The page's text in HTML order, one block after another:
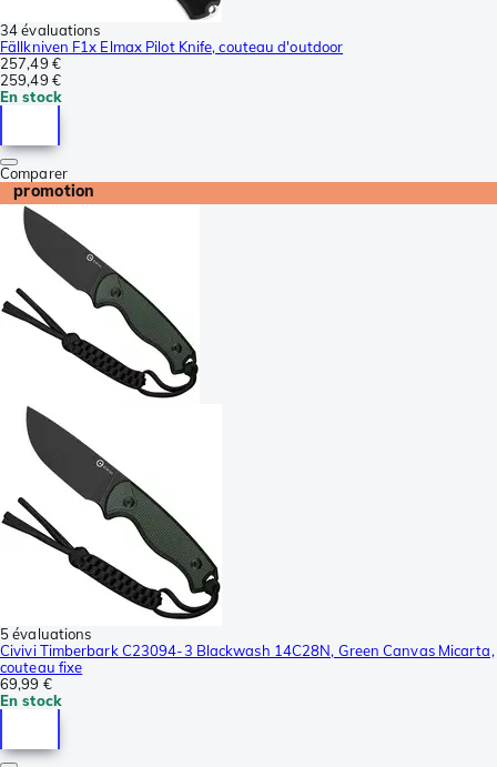
34 évaluations
Fällkniven F1x Elmax Pilot Knife, couteau d'outdoor
257,49 €
259,49 €
En stock
Comparer
promotion
5 évaluations
Civivi Timberbark C23094-3 Blackwash 14C28N, Green Canvas Micarta,
couteau fixe
69,99 €
En stock